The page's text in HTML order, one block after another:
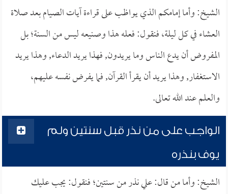
الشيخ: وأما إمامكم الذي يواظب على قراءة آيات الصيام بعد صلاة
العشاء في كل ليلة، فنقول: فعله هذا وصنيعه ليس من السنة؛ بل
المفروض أن يدع الناس وما يريدون, فهذا يريد الدعاء, وهذا يريد
الاستغفار, وهذا يريد أن يقرأ القرآن, فما يفرض نفسه عليهم،
والعلم عند الله تعالى.
الواجب على من نذر قبل سنتين ولم
يوف بنذره
الشيخ: وأما من قال: علي نذر من سنتين؛ فنقول: يجب عليك